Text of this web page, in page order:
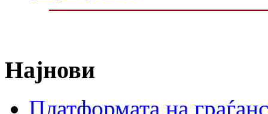
Најнови
Платформата на